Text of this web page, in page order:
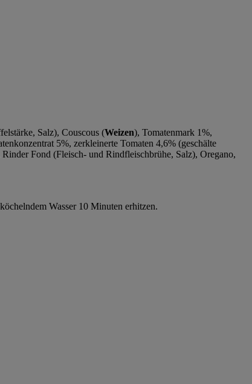
Salz), Couscous (Weizen), Tomatenmark 1%,
5%, zerkleinerte Tomaten 4,6% (geschälte
Fond (Fleisch- und Rindfleischbrühe, Salz), Oregano,
Wasser 10 Minuten erhitzen.